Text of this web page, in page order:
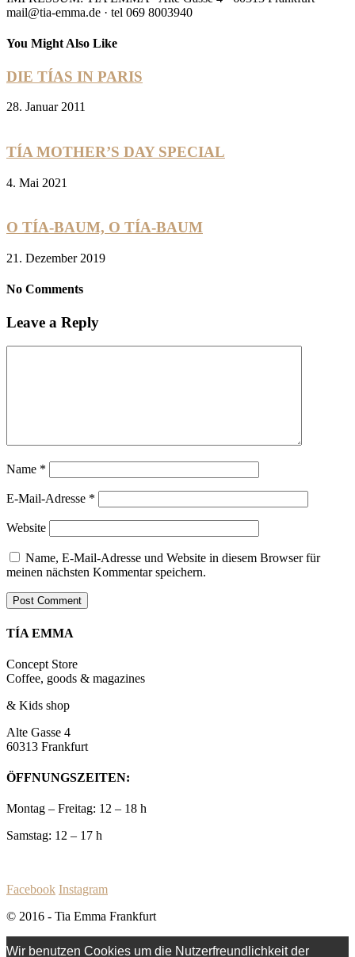
mail@tia-emma.de · tel 069 8003940
You Might Also Like
DIE TÍAS IN PARIS
28. Januar 2011
TÍA MOTHER’S DAY SPECIAL
4. Mai 2021
O TÍA-BAUM, O TÍA-BAUM
21. Dezember 2019
No Comments
Leave a Reply
Name *
E-Mail-Adresse *
Website
Name, E-Mail-Adresse und Website in diesem Browser für
meinen nächsten Kommentar speichern.
TÍA EMMA
Concept Store
Coffee, goods & magazines
& Kids shop
Alte Gasse 4
60313 Frankfurt
ÖFFNUNGSZEITEN:
Montag – Freitag: 12 – 18 h
Samstag: 12 – 17 h
Facebook Instagram
© 2016 - Tia Emma Frankfurt
Wir benutzen Cookies um die Nutzerfreundlichkeit der